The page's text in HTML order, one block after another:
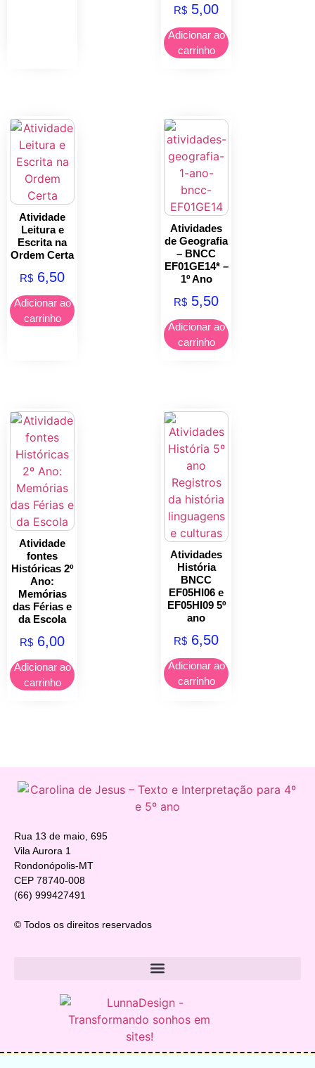
R$ 5,00
Adicionar ao
carrinho
Atividade
Leitura e
Escrita na
Ordem Certa
R$ 6,50
Adicionar ao
carrinho
Atividades
de Geografia
– BNCC
EF01GE14* –
1º Ano
R$ 5,50
Adicionar ao
carrinho
Atividade
fontes
Históricas 2º
Ano:
Memórias
das Férias e
da Escola
R$ 6,00
Adicionar ao
carrinho
Atividades
História
BNCC
EF05HI06 e
EF05HI09 5º
ano
R$ 6,50
Adicionar ao
carrinho
Rua 13 de maio, 695
Vila Aurora 1
Rondonópolis-MT
CEP 78740-008
(66) 999427491
© Todos os direitos reservados